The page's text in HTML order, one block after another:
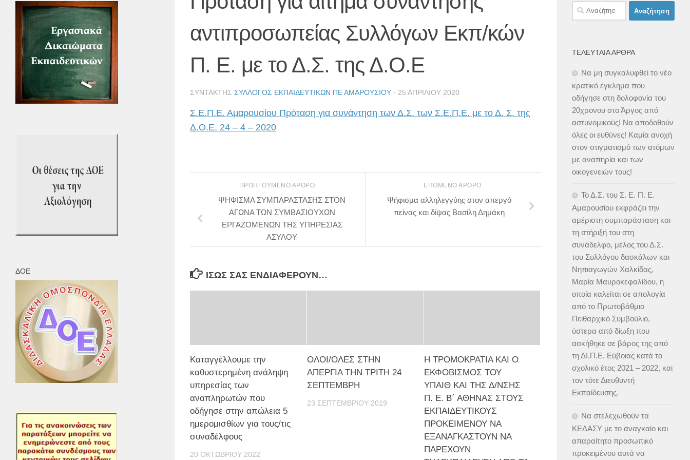
αντιπροσωπείας Συλλόγων Εκπ/κών
Π. Ε. με το Δ.Σ. της Δ.Ο.Ε
ΣΥΝΤΆΚΤΗΣ ΣΎΛΛΟΓΟΣ ΕΚΠΑΙΔΕΥΤΙΚΏΝ ΠΕ ΑΜΑΡΟΥΣΊΟΥ · 25 ΑΠΡΙΛΊΟΥ 2020
Σ.Ε.Π.Ε. Αμαρουσίου Πρόταση για συνάντηση των Δ.Σ. των Σ.Ε.Π.Ε. με το Δ. Σ. της
Δ.Ο.Ε. 24 – 4 – 2020
ΕΠΌΜΕΝΟ ΆΡΘΡΟ
Ψήφισμα αλληλεγγύης στον απεργό
πείνας και δίψας Βασίλη Δημάκη
ΠΡΟΗΓΟΎΜΕΝΟ ΆΡΘΡΟ
ΨΗΦΙΣΜΑ ΣΥΜΠΑΡΑΣΤΑΣΗΣ ΣΤΟΝ
ΑΓΩΝΑ ΤΩΝ ΣΥΜΒΑΣΙΟΥΧΩΝ
ΕΡΓΑΖΟΜΕΝΩΝ ΤΗΣ ΥΠΗΡΕΣΙΑΣ
ΑΣΥΛΟΥ
ΊΣΩΣ ΣΑΣ ΕΝΔΙΑΦΈΡΟΥΝ…
Καταγγέλλουμε την
καθυστερημένη ανάληψη
υπηρεσίας των
αναπληρωτών που
οδήγησε στην απώλεια 5
ημερομισθίων για τους/τις
συναδέλφους
20 ΟΚΤΩΒΡΊΟΥ 2022
ΟΛΟΙ/ΟΛΕΣ ΣΤΗΝ
ΑΠΕΡΓΙΑ ΤΗΝ ΤΡΙΤΗ 24
ΣΕΠΤΕΜΒΡΗ
23 ΣΕΠΤΕΜΒΡΊΟΥ 2019
Η ΤΡΟΜΟΚΡΑΤΙΑ KAI Ο
ΕΚΦΟΒΙΣΜΟΣ ΤΟΥ
ΥΠΑΙΘ ΚΑΙ ΤΗΣ Δ/ΝΣΗΣ
Π. Ε. Β΄ ΑΘΗΝΑΣ ΣΤΟΥΣ
ΕΚΠΑΙΔΕΥΤΙΚΟΥΣ
ΠΡΟΚΕΙΜΕΝΟΥ ΝΑ
ΕΞΑΝΑΓΚΑΣΤΟΥΝ ΝΑ
ΠΑΡΕΧΟΥΝ
ΔΟΕ
Αναζήτηση
για:
ΤΕΛΕΥΤΑΊΑ ΆΡΘΡΑ
Να μη συγκαλυφθεί το νέο
κρατικό έγκλημα που
οδήγησε στη δολοφονία του
20χρονου στο Άργος από
αστυνομικούς! Να αποδοθούν
όλες οι ευθύνες! Καμία ανοχή
στον στιγματισμό των ατόμων
με αναπηρία και των
οικογενειών τους!
Το Δ.Σ. του Σ. Ε. Π. Ε.
Αμαρουσίου εκφράζει την
αμέριστη συμπαράσταση και
τη στήριξή του στη
συνάδελφο, μέλος του Δ.Σ.
του Συλλόγου δασκάλων και
Νηπιαγωγών Χαλκίδας,
Μαρία Μαυροκεφαλίδου, η
οποία καλείται σε απολογία
από το Πρωτοβάθμιο
Πειθαρχικό Συμβούλιο,
ύστερα από δίωξη που
ασκήθηκε σε βάρος της από
τη ΔΙ.Π.Ε. Εύβοιας κατά το
σχολικό έτος 2021 – 2022, και
τον τότε Διευθυντή
Εκπαίδευσης.
Να στελεχωθούν τα
ΚΕΔΑΣΥ με το αναγκαίο και
απαραίτητο προσωπικό
προκειμένου αυτά να